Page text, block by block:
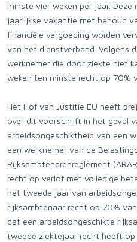
minste vier weken per jaar. Deze
jaarlijkse vakantie met behoud
financiële vergoeding worden
van het dienstverband. Volgens
werknemer die door ziekte niet
weken ten minste recht op 70%
Het Hof van Justitie EU heeft
over dit voorschrift in het geval
arbeidsongeschiktheid van een
een werknemer van de
Rijksambtenarenreglement
recht op verlof met volledige
het tweede jaar van
rijksambtenaar recht op 70%
dat een arbeidsongeschikte
tweede ziektejaar recht heeft